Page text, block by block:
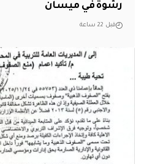
رشوة في ميسان
قبل 22 ساعة